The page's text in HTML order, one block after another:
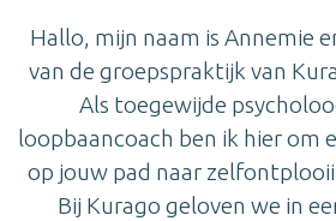
Hallo, mijn naam is Annemie
van de groepspraktijk van
Als toegewijde
loopbaancoach ben ik hier om
op jouw pad naar
Bij Kurago geloven we in